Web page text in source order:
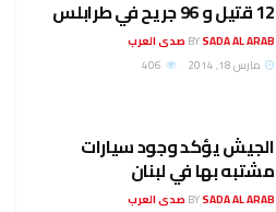
12 قتيل و 96 جريح في طرابلس
BYSADA AL ARAB صدى العرب
مارس 18, 2014
الجيش يؤكد وجود سيارات
مشتبه بها في لبنان
BYSADA AL ARAB صدى العرب